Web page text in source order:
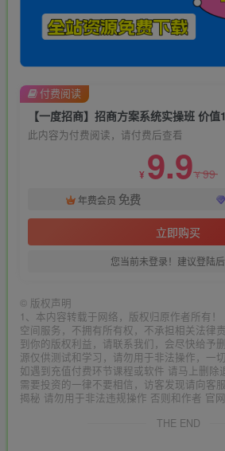
【一度招商】招商方案系统实操班 价
此内容为付费阅读，请付费后查看
¥ 9.9¥99
年费会员 免费
立即购买
您当前未登录！建议登陆
付费阅读
© 版权声明
1、本内容转载于网络，版权归原作者所有
空间服务，不拥有所有权，不承担相关法律
到你的版权利益，请联系我们，会尽快给予
源仅供测试和学习，请勿用于非法操作，一
如遇到充值付费环节课程或软件 请马上删除
需要投资的一律不要相信，访客发现请向客
揭秘 请勿用于非法违规操作 否则和作者 官
THE END